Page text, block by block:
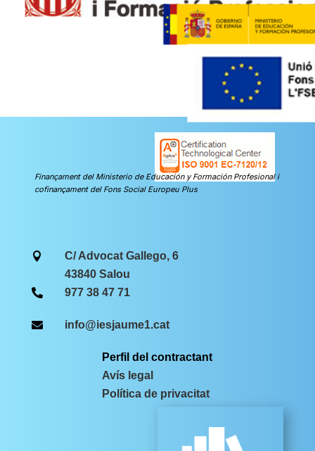
Finançament del Ministerio de Educación y Formación Profesional i
cofinançament del Fons Social Europeu Plus

C/ Advocat Gallego, 6
43840 Salou
 977 38 47 71
 info@iesjaume1.cat
Perfil del contractant
Avís legal
Política de privacitat